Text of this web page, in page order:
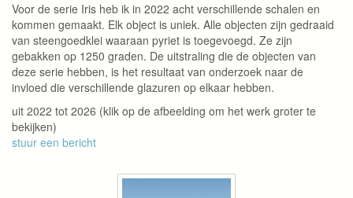
Voor de serie Iris heb ik in 2022 acht verschillende schalen en
kommen gemaakt. Elk object is uniek. Alle objecten zijn gedraaid
van steengoedklei waaraan pyriet is toegevoegd. Ze zijn
gebakken op 1250 graden. De uitstraling die de objecten van
deze serie hebben, is het resultaat van onderzoek naar de
invloed die verschillende glazuren op elkaar hebben.
uit 2022 tot 2026 (klik op de afbeelding om het werk groter te
bekijken)
stuur een bericht